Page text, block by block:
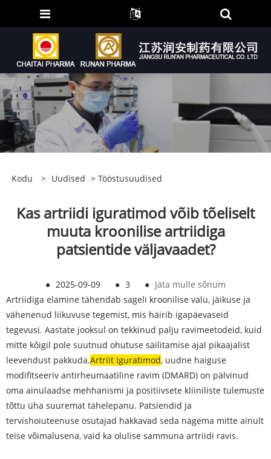
Kodu > Uudised > Tööstusuudised
Kas artriidi iguratimod võib tõeliselt
muuta kroonilise artriidiga
patsientide väljavaadet?
● 2025-09-09 ● 3 ● Jäta mulle sõnum
Artriidiga elamine tähendab sageli kroonilise valu, jäikuse ja
vähenenud liikuvuse tegemist, mis häirib igapäevaseid
tegevusi. Aastate jooksul on tekkinud palju ravimeetodeid, kuid
mitte kõigil pole suutnud ohutuse säilitamise ajal pikaajalist
leevendust pakkuda.Artriit Iguratimod, uudne haiguse
modifitseeriv antirheumaatiline ravim (DMARD) on pälvinud
oma ainulaadse mehhanismi ja positiivsete kliiniliste tulemuste
tõttu üha suuremat tähelepanu. Patsiendid ja
tervishoiuteenuse osutajad hakkavad seda nägema mitte ainult
teise võimalusena, vaid ka olulise sammuna artriidi ravis.